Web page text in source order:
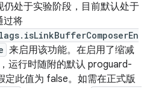
仍处于实验阶段，目前默认处于
过将
来启用该功能。在启用了缩减
运行时随附的默认 proguard-
定此值为 false。如需在正式版